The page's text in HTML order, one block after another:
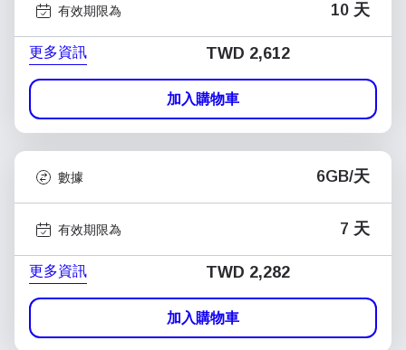
有效期限為 10 天
更多資訊 TWD 2,612
加入購物車
數據 6GB/天
有效期限為 7 天
更多資訊 TWD 2,282
加入購物車